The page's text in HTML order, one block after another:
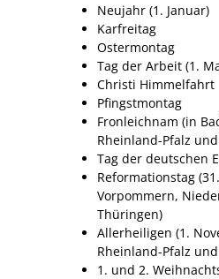
Neujahr (1. Januar)
Karfreitag
Ostermontag
Tag der Arbeit (1.
Christi Himmelfahrt
Pfingstmontag
Fronleichnam (in
Rheinland-Pfalz
Tag der deutschen
Reformationstag
Vorpommern,
Thüringen)
Allerheiligen (1.
Rheinland-Pfalz
1. und 2.